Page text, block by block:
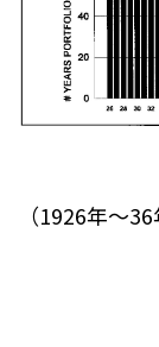
（1926年～